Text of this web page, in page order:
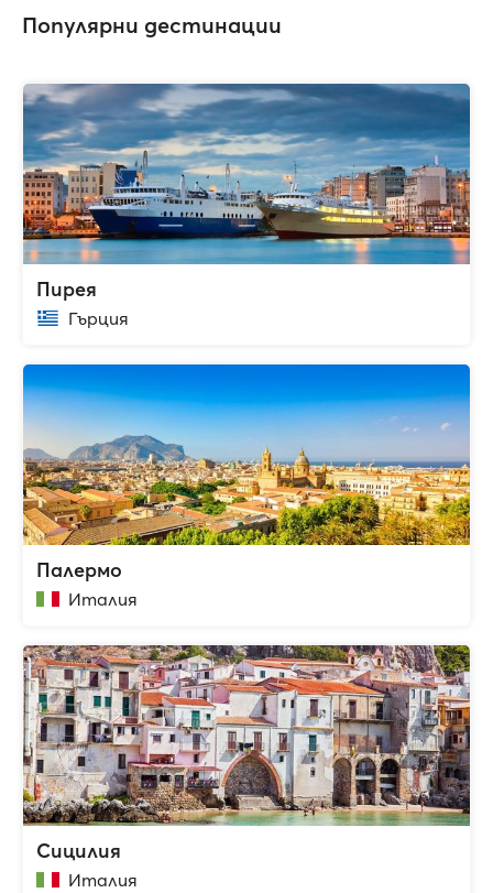
Популярни дестинации
Пирея
Гърция
Палермо
Италия
Сицилия
Италия